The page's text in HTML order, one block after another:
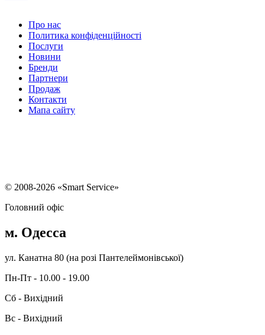
Про нас
Политика конфіденційності
Послуги
Новини
Бренди
Партнери
Продаж
Контакти
Мапа сайту
© 2008-2026 «Smart Service»
Головний офіс
м. Одесса
ул. Канатна 80 (на розі Пантелеймонівської)
Пн-Пт - 10.00 - 19.00
Сб - Вихідний
Вс - Вихідний